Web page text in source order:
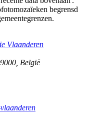
begrensd
Vlaanderen
9000 België